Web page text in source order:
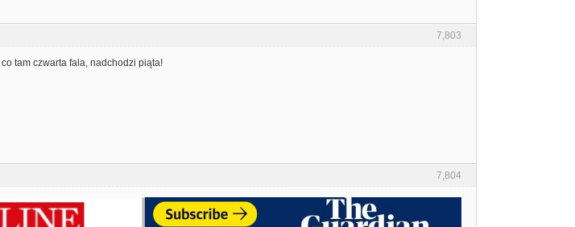
7,803
co tam czwarta fala, nadchodzi piąta!
7,804